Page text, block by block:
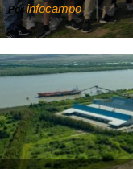
Porinfocampo